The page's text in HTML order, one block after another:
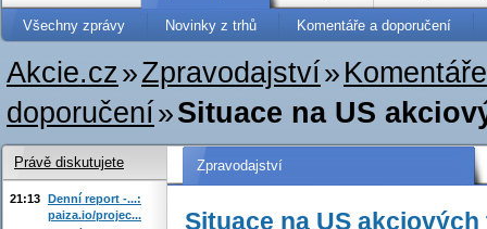
Všechny zprávy Novinky z trhů Komentáře a doporučení
Akcie.cz»Zpravodajství»
doporučení»Situace na US
Zpravodajství
Situace na US
Právě diskutujete
21:13 Denní report -...:
paiza.io/projec...